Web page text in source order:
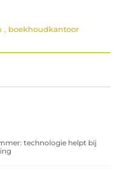
, boekhoudkantoor
technologie helpt bij